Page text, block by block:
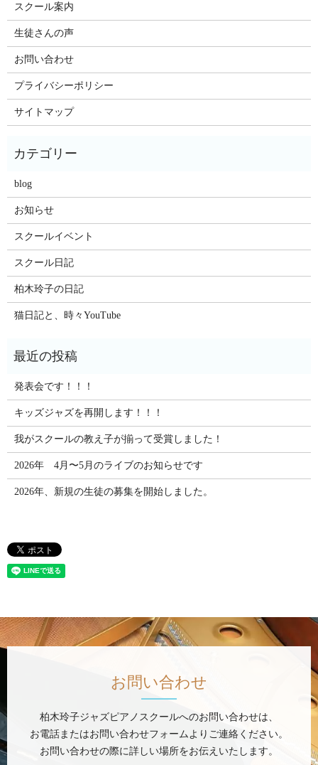
スクール案内
生徒さんの声
お問い合わせ
プライバシーポリシー
サイトマップ
blog
お知らせ
スクールイベント
スクール日記
柏木玲子の日記
猫日記と、時々YouTube
発表会です！！！
キッズジャズを再開します！！！
我がスクールの教え子が揃って受賞しました！
2026年 4月〜5月のライブのお知らせです
2026年、新規の生徒の募集を開始しました。
お問い合わせ
柏木玲子ジャズピアノスクールへのお問い合わせは、
お電話またはお問い合わせフォームよりご連絡ください。
お問い合わせの際に詳しい場所をお伝えいたします。